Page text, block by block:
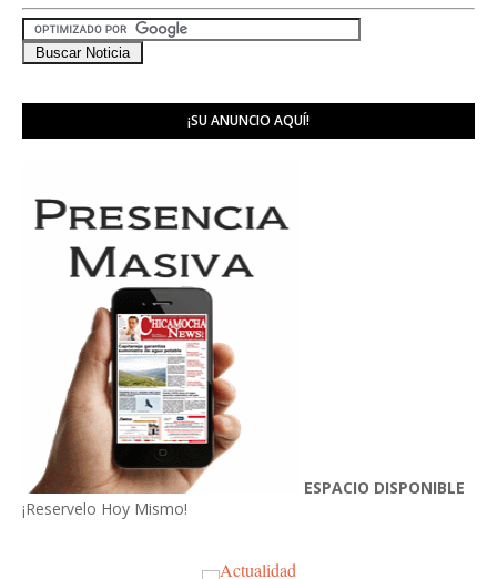
¡SU ANUNCIO AQUÍ!
ESPACIO DISPONIBLE
¡Reservelo Hoy Mismo!